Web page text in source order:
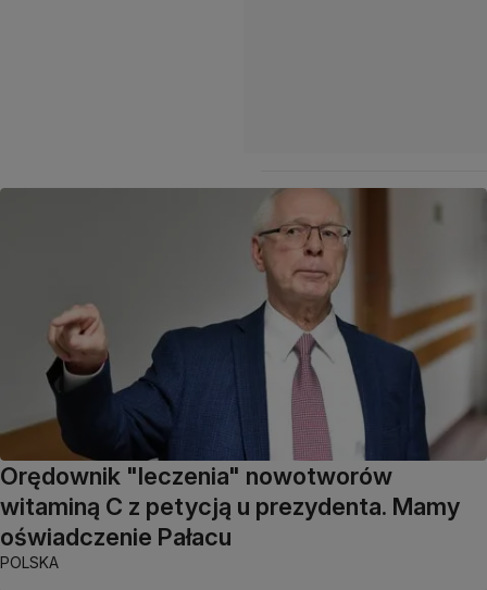
Orędownik "leczenia" nowotworów
witaminą C z petycją u prezydenta. Mamy
oświadczenie Pałacu
POLSKA